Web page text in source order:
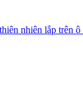
nhiên lắp trên